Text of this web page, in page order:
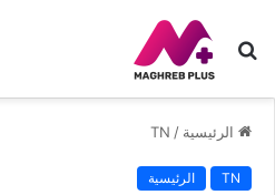
بحث
عن
الرئيسية /
TN
TN الرئيسية